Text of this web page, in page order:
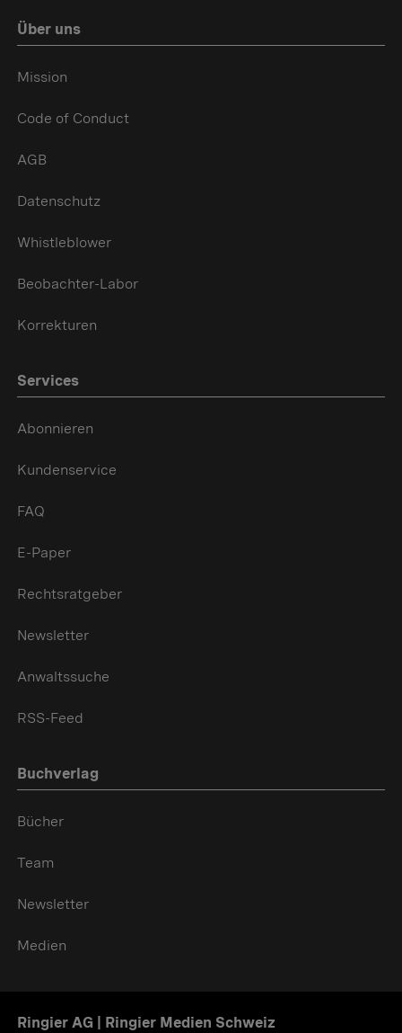
Über uns
Mission
Code of Conduct
AGB
Datenschutz
Whistleblower
Beobachter-Labor
Korrekturen
Services
Abonnieren
Kundenservice
FAQ
E-Paper
Rechtsratgeber
Newsletter
Anwaltssuche
RSS-Feed
Buchverlag
Bücher
Team
Newsletter
Medien
Ringier AG | Ringier Medien Schweiz